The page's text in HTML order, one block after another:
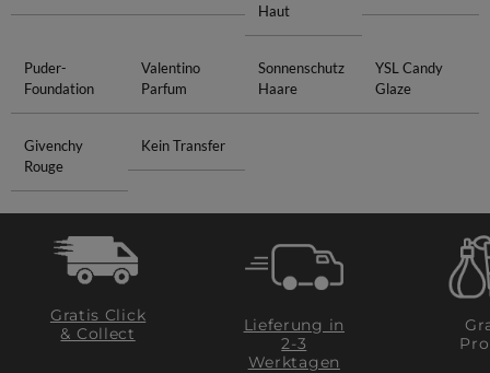
Haut
Puder-
Foundation
Valentino
Parfum
Sonnenschutz
Haare
YSL Candy
Glaze
Givenchy
Rouge
Kein Transfer
Gratis Click
& Collect
Lieferung in
2-3
Werktagen